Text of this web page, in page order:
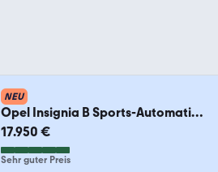
NEU
Opel Insignia B Sports-Automatik-
1.Hand
17.950 €
Sehr guter Preis